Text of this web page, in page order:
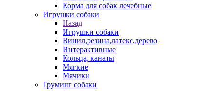
Корма для собак лечебные
Игрушки собаки
Назад
Игрушки собаки
Винил,резина,латекс,дерево
Интерактивные
Кольца, канаты
Мягкие
Мячики
Груминг собаки